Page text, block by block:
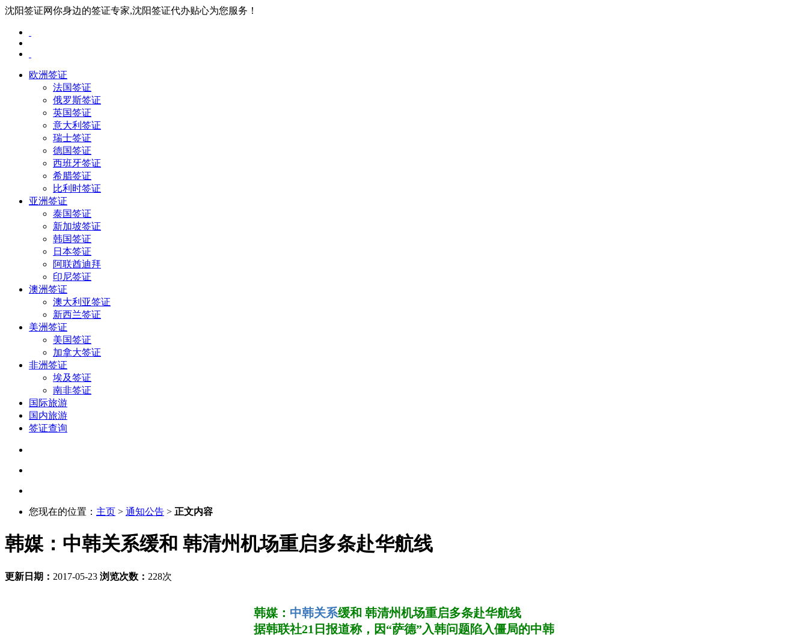
沈阳签证网你身边的签证专家,沈阳签证代办贴心为您服务！
欧洲签证
法国签证
俄罗斯签证
英国签证
意大利签证
瑞士签证
德国签证
西班牙签证
希腊签证
比利时签证
亚洲签证
泰国签证
新加坡签证
韩国签证
日本签证
阿联酋迪拜
印尼签证
澳洲签证
澳大利亚签证
新西兰签证
美洲签证
美国签证
加拿大签证
非洲签证
埃及签证
南非签证
国际旅游
国内旅游
签证查询
您现在的位置： 主页 > 通知公告 > 正文内容
韩媒：中韩关系缓和 韩清州机场重启多条赴华航线
更新日期： 2017-05-23 浏览次数： 228次
韩媒： 中韩关系缓和 韩清州机场重启多条赴华航线
据韩联社21日报道称，因“萨德”入韩问题陷入僵局的中韩